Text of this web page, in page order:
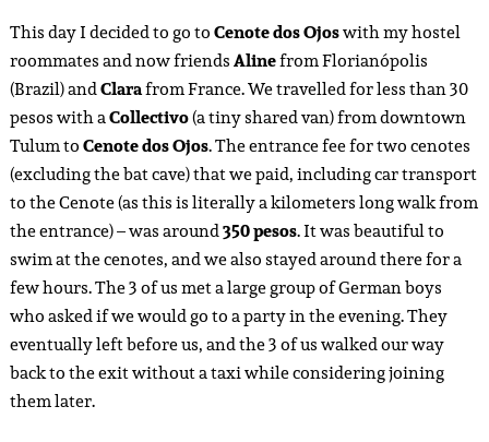
This day I decided to go toCenote dos Ojoswith my hostel
roommates and now friendsAlinefrom Florianópolis
(Brazil) andClarafrom France. We travelled for less than 30
pesos with aCollectivo(a tiny shared van) from downtown
Tulum toCenote dos Ojos. The entrance fee for two cenotes
(excluding the bat cave) that we paid, including car transport
to the Cenote (as this is literally a kilometers long walk from
the entrance) – was around350 pesos. It was beautiful to
swim at the cenotes, and we also stayed around there for a
few hours. The 3 of us met a large group of German boys
who asked if we would go to a party in the evening. They
eventually left before us, and the 3 of us walked our way
back to the exit without a taxi while considering joining
them later.